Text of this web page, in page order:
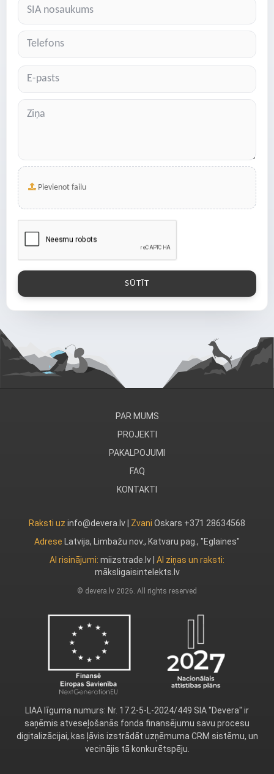
Pievienot failu
PAR MUMS
PROJEKTI
PAKALPOJUMI
FAQ
KONTAKTI
Raksti uz info@devera.lv | Zvani Oskars +371 28634568
Adrese
Latvija, Limbažu nov., Katvaru pag., "Eglaines"
AI risinājumi: miizstrade.lv AI ziņas un raksti:
māksligaisintelekts.lv
© devera.lv 2026. All rights reserved
LIAA līguma numurs: Nr. 17.2-5-L-2024/449 SIA "Devera" ir
saņēmis atveseļošanās fonda finansējumu savu procesu
digitalizācijai, kas ļāvis izstrādāt uzņēmuma CRM sistēmu, un
vecinājis tā konkurētspēju.